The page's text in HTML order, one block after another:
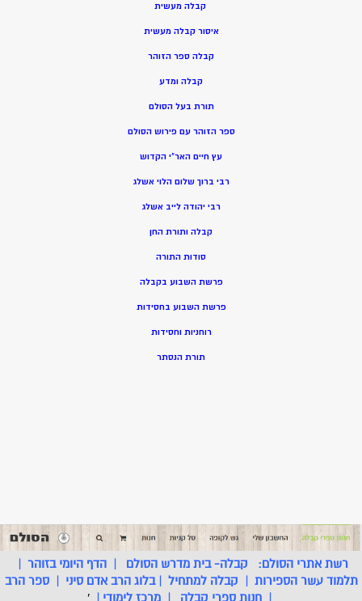
קבלה מעשית
איסור קבלה מעשית
קבלה ספר הזוהר
קבלה ומדע
תורת בעל הסולם
ספר הזוהר עם פירוש הסולם
עץ חיים האר”י הקדוש
רבי ברוך שלום הלוי אשלג
רבי יהודה לייב אשלג
קבלה ותורת החן
סודות התורה
פרשת השבוע בקבלה
פרשת השבוע בחסידות
רוחניות וחסידות
תורת הנסתר
רשת אתרי הסולם: קבלה- בית מדרש הסולם |הדף היומי בזוהר |
תלמוד עשר הספירות | קבלה למתחיל |בלוג הרב אדם סיני |ספר הרב
| חנות ספרי קבלה | מרכז לימודי |
'